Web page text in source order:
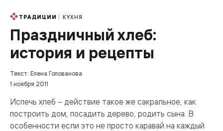
ТРАДИЦИИ КУХНЯ
Праздничный хлеб:
история и рецепты
Текст: Елена Голованова
1 ноября 2011
Испечь хлеб – действие такое же сакральное, как
построить дом, посадить дерево, родить сына. В
особенности если это не просто каравай на каждый